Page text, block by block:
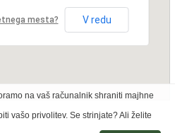
mesta? V redu
na vaš računalnik shraniti majhne
vašo privolitev. Se strinjate? Ali želite